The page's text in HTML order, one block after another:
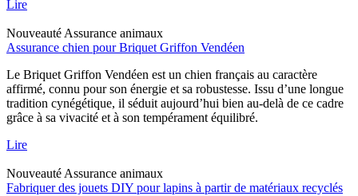
Lire
Nouveauté Assurance animaux
Assurance chien pour Briquet Griffon Vendéen
Le Briquet Griffon Vendéen est un chien français au caractère
affirmé, connu pour son énergie et sa robustesse. Issu d’une longue
tradition cynégétique, il séduit aujourd’hui bien au-delà de ce cadre
grâce à sa vivacité et à son tempérament équilibré.
Lire
Nouveauté Assurance animaux
Fabriquer des jouets DIY pour lapins à partir de matériaux recyclés